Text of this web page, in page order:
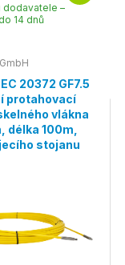
dodavatele –
14 dnů
20372 GF7.5
protahovací
vlákna
délka 100m,
stojanu